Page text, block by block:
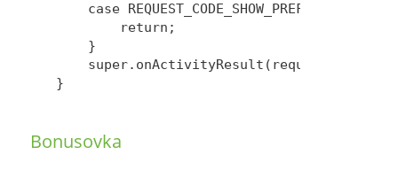
    case REQUEST_CODE_SHOW_PREFERENCES:
        return;
    }
super.onActivityResult(requestCode,
Bonusovka